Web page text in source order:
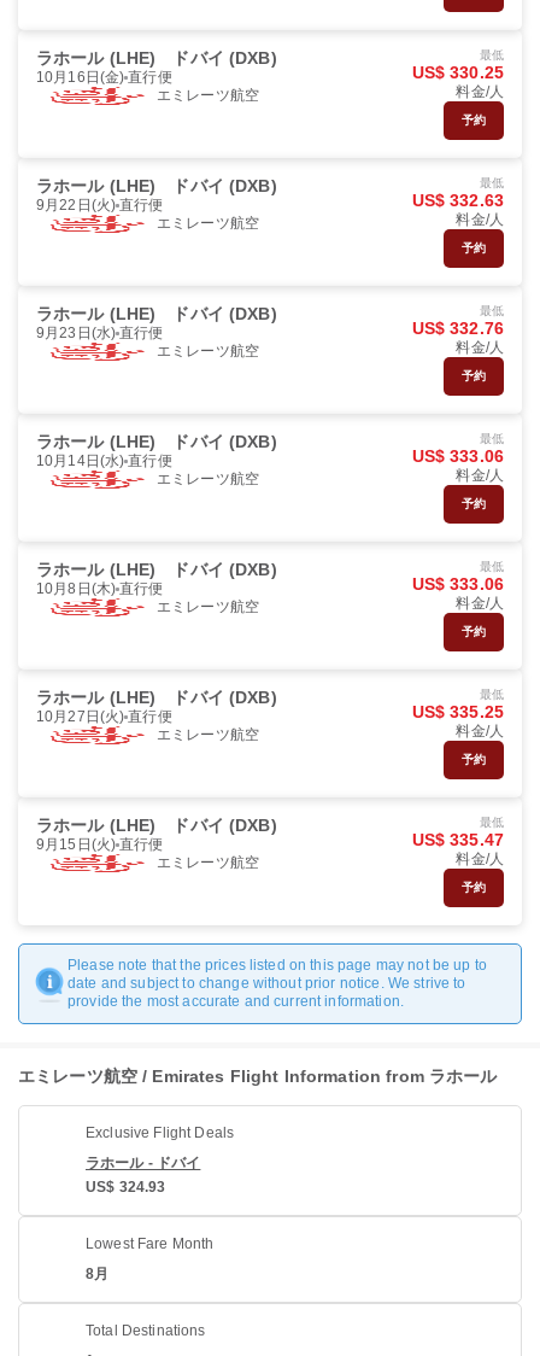
ラホール (LHE) ドバイ (DXB)
10月16日(金) 直行便
エミレーツ航空
最低
US$ 330.25
料金/人
予約
ラホール (LHE) ドバイ (DXB)
9月22日(火) 直行便
エミレーツ航空
最低
US$ 332.63
料金/人
予約
ラホール (LHE) ドバイ (DXB)
9月23日(水) 直行便
エミレーツ航空
最低
US$ 332.76
料金/人
予約
ラホール (LHE) ドバイ (DXB)
10月14日(水) 直行便
エミレーツ航空
最低
US$ 333.06
料金/人
予約
ラホール (LHE) ドバイ (DXB)
10月8日(木) 直行便
エミレーツ航空
最低
US$ 333.06
料金/人
予約
ラホール (LHE) ドバイ (DXB)
10月27日(火) 直行便
エミレーツ航空
最低
US$ 335.25
料金/人
予約
ラホール (LHE) ドバイ (DXB)
9月15日(火) 直行便
エミレーツ航空
最低
US$ 335.47
料金/人
予約
Please note that the prices listed on this page may not be up to
date and subject to change without prior notice. We strive to
provide the most accurate and current information.
エミレーツ航空 / Emirates Flight Information from ラホール
Exclusive Flight Deals
ラホール - ドバイ
US$ 324.93
Lowest Fare Month
8月
Total Destinations